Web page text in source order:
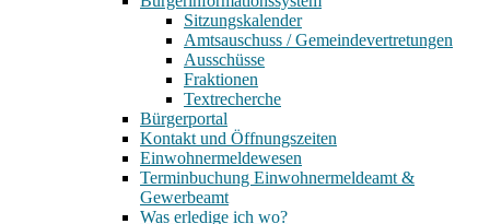
Sitzungskalender
Amtsauschuss / Gemeindevertretungen
Ausschüsse
Fraktionen
Textrecherche
Bürgerportal
Kontakt und Öffnungszeiten
Einwohnermeldewesen
Terminbuchung Einwohnermeldeamt &
Gewerbeamt
Was erledige ich wo?